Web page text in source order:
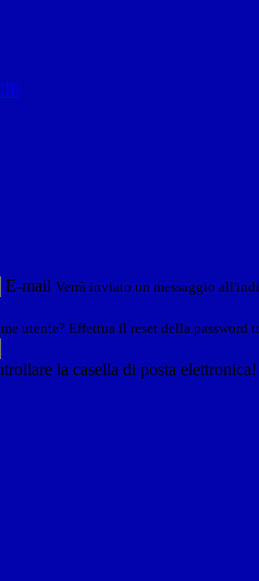
E-mail Verrà inviato un messaggio
utente? Effettua il reset della password
la casella di posta elettronica!